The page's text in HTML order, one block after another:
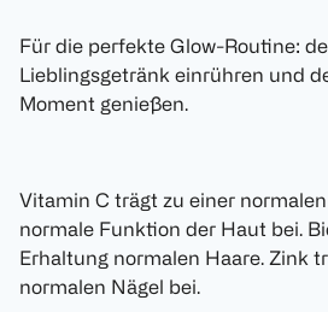
Für die perfekte Glow-Routine:
Lieblingsgetränk einrühren und
Moment genießen.
Vitamin C trägt zu einer
normale Funktion der Haut bei.
Erhaltung normalen Haare. Zink
normalen Nägel bei.